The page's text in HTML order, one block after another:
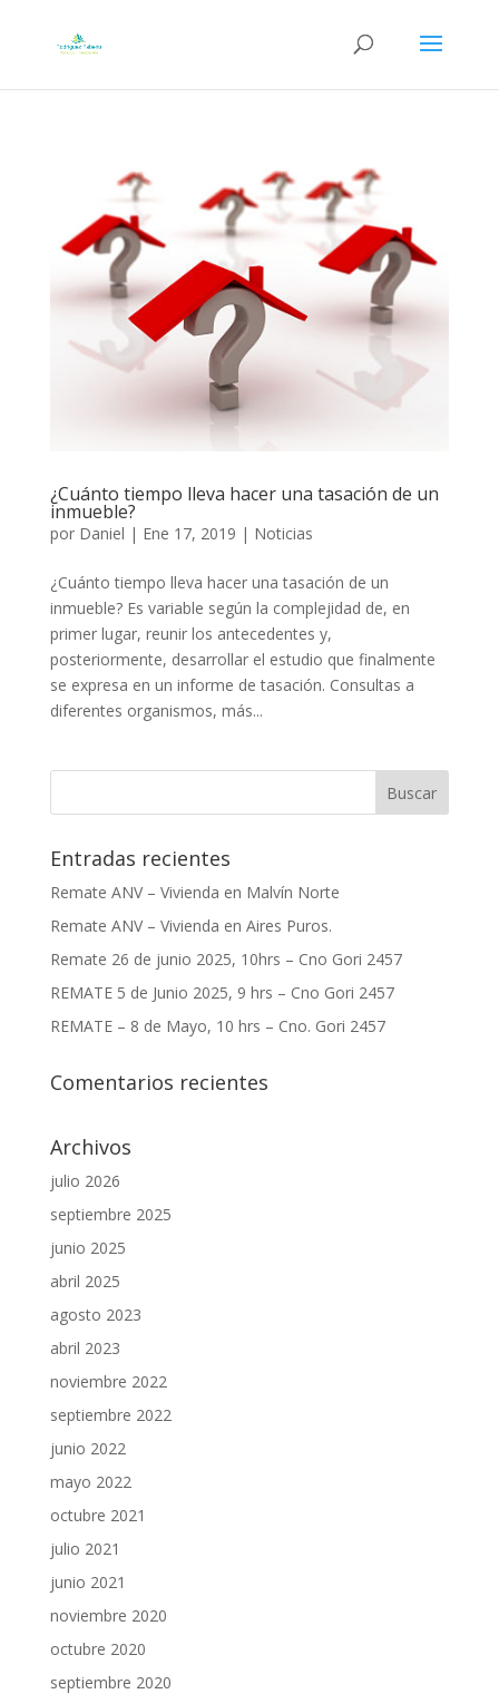
¿Cuánto tiempo lleva hacer una tasación de un
inmueble?
por Daniel | Ene 17, 2019 | Noticias
¿Cuánto tiempo lleva hacer una tasación de un
inmueble? Es variable según la complejidad de, en
primer lugar, reunir los antecedentes y,
posteriormente, desarrollar el estudio que finalmente
se expresa en un informe de tasación. Consultas a
diferentes organismos, más...
Entradas recientes
Remate ANV – Vivienda en Malvín Norte
Remate ANV – Vivienda en Aires Puros.
Remate 26 de junio 2025, 10hrs – Cno Gori 2457
REMATE 5 de Junio 2025, 9 hrs – Cno Gori 2457
REMATE – 8 de Mayo, 10 hrs – Cno. Gori 2457
Comentarios recientes
Archivos
julio 2026
septiembre 2025
junio 2025
abril 2025
agosto 2023
abril 2023
noviembre 2022
septiembre 2022
junio 2022
mayo 2022
octubre 2021
julio 2021
junio 2021
noviembre 2020
octubre 2020
septiembre 2020